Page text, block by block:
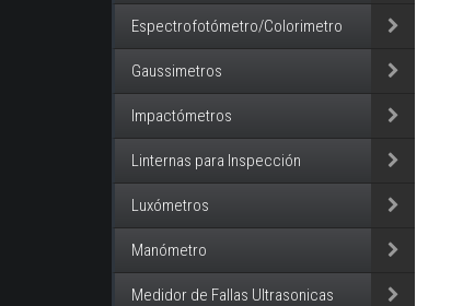
Espectrofotómetro/Colorimetro
Gaussimetros
Impactómetros
Linternas para Inspección
Luxómetros
Manómetro
Medidor de Fallas Ultrasonicas